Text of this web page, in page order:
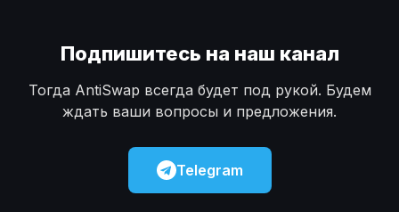
Подпишитесь на наш канал
Тогда AntiSwap всегда будет под рукой. Будем
ждать ваши вопросы и предложения.
Telegram